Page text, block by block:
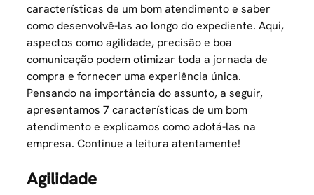
características de um bom atendimento e saber
como desenvolvê-las ao longo do expediente. Aqui,
aspectos como agilidade, precisão e boa
comunicação podem otimizar toda a jornada de
compra e fornecer uma experiência única.
Pensando na importância do assunto, a seguir,
apresentamos 7 características de um bom
atendimento e explicamos como adotá-las na
empresa. Continue a leitura atentamente!
Agilidade